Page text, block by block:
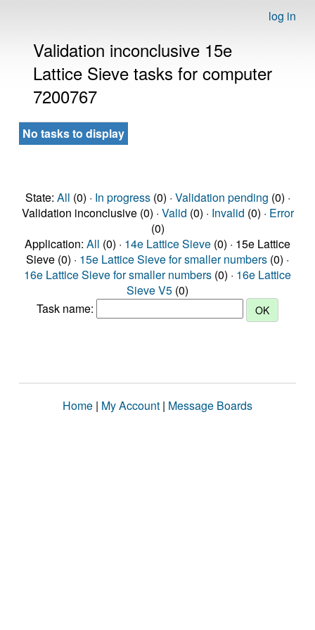
log in
Validation inconclusive 15e
Lattice Sieve tasks for computer
7200767
No tasks to display
State: All (0) · In progress(0) · Validation pending (0) ·
Validation inconclusive (0) · Valid (0) · Invalid (0) · Error
(0)
Application: All (0) · 14e Lattice Sieve (0) · 15e Lattice
Sieve (0) · 15e Lattice Sieve for smaller numbers (0) ·
16e Lattice Sieve for smaller numbers (0) · 16e Lattice
Sieve V5 (0)
Task name:
Home | My Account | Message Boards